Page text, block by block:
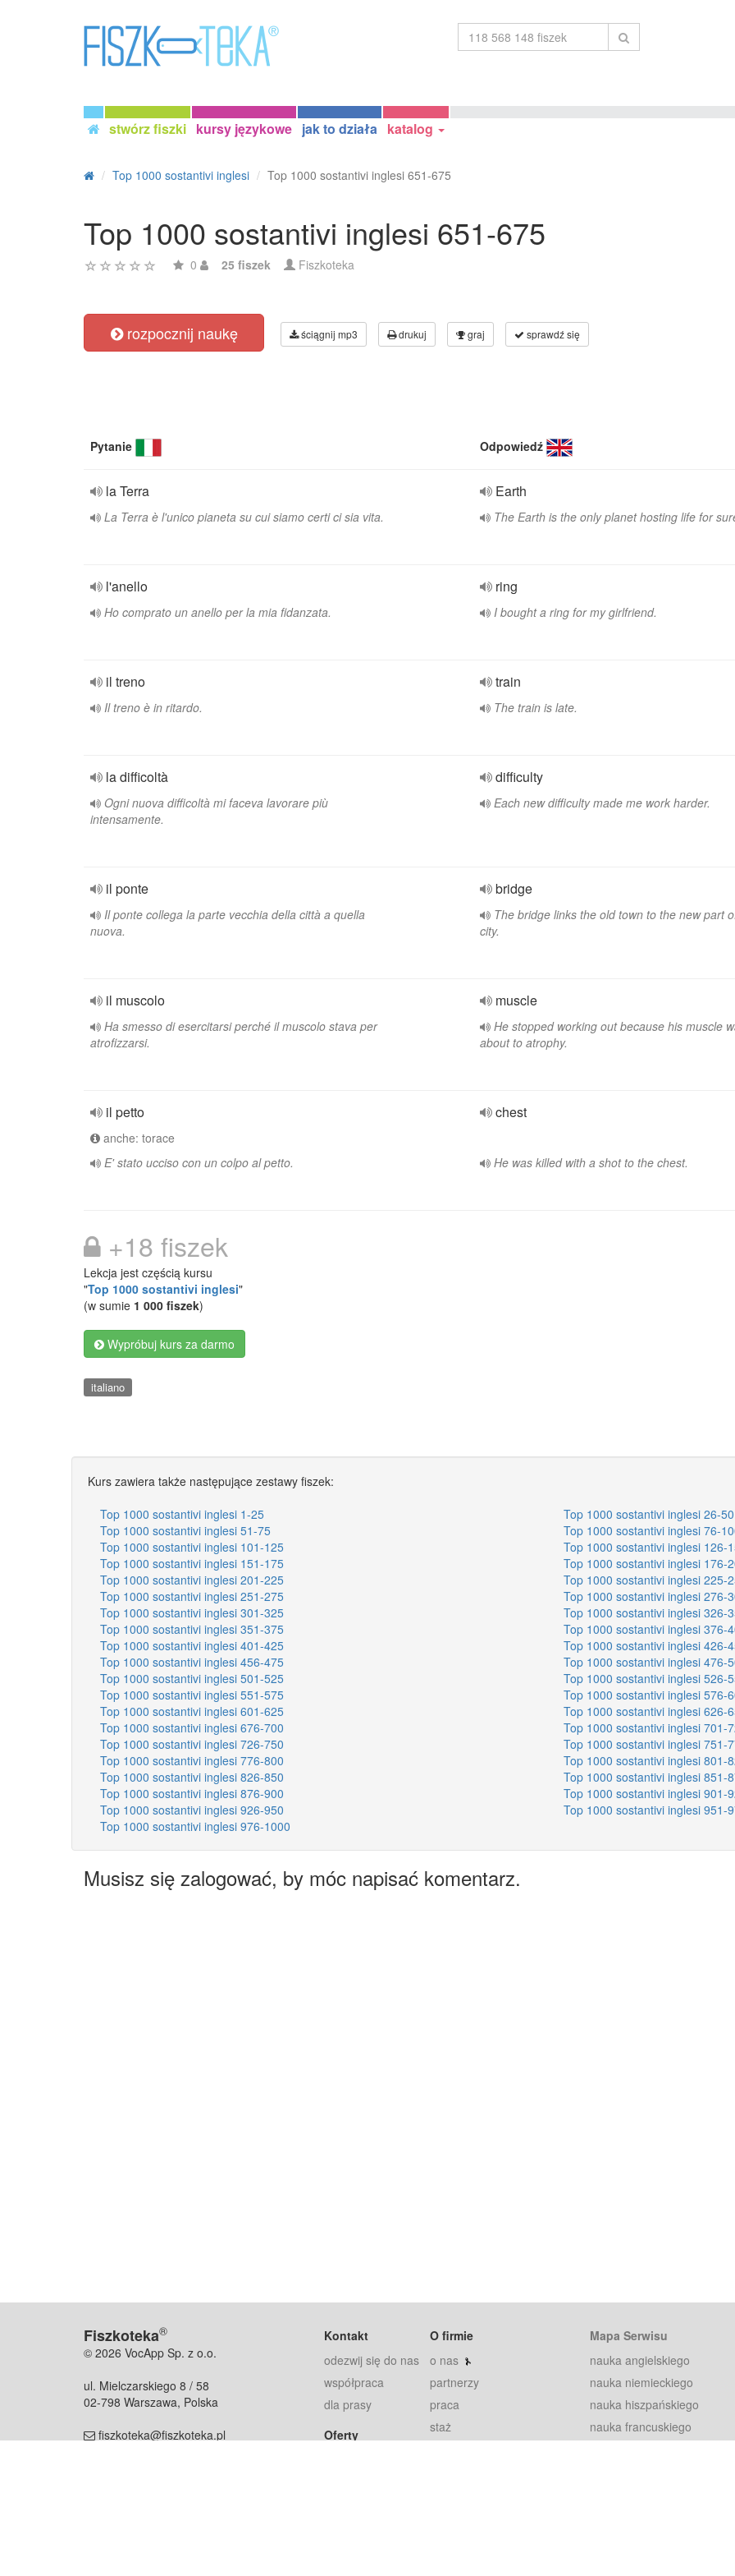
stwórz fiszki kursy językowe jak to działa katalog
Top 1000 sostantivi inglesi Top 1000 sostantivi inglesi 651-675
Top 1000 sostantivi inglesi 651-675
0 25 fiszek Fiszkoteka
rozpocznij naukę ściągnij mp3 drukuj graj sprawdź się
Pytanie Odpowiedź
la Terra
La Terra è l'unico pianeta su cui siamo certi ci sia vita.
Earth
The Earth is the only planet hosting life for
l'anello
Ho comprato un anello per la mia fidanzata.
ring
I bought a ring for my girlfriend.
il treno
Il treno è in ritardo.
train
The train is late.
la difficoltà
Ogni nuova difficoltà mi faceva lavorare più
intensamente.
difficulty
Each new difficulty made me work harder.
il ponte
Il ponte collega la parte vecchia della città a quella
nuova.
bridge
The bridge links the old town to the new part
city.
il muscolo
Ha smesso di esercitarsi perché il muscolo stava per
atrofizzarsi.
muscle
He stopped working out because his muscle
about to atrophy.
il petto
anche: torace
E' stato ucciso con un colpo al petto.
chest
He was killed with a shot to the chest.
+18 fiszek
Lekcja jest częścią kursu
"Top 1000 sostantivi inglesi"
(w sumie 1 000 fiszek)
Wypróbuj kurs za darmo
italiano
Kurs zawiera także następujące zestawy fiszek:
Top 1000 sostantivi inglesi 1-25
Top 1000 sostantivi inglesi 26-50
Top 1000 sostantivi inglesi 51-75
Top 1000 sostantivi inglesi 76-
Top 1000 sostantivi inglesi 101-125
Top 1000 sostantivi inglesi 126-
Top 1000 sostantivi inglesi 151-175
Top 1000 sostantivi inglesi 176-
Top 1000 sostantivi inglesi 201-225
Top 1000 sostantivi inglesi 225-
Top 1000 sostantivi inglesi 251-275
Top 1000 sostantivi inglesi 276-
Top 1000 sostantivi inglesi 301-325
Top 1000 sostantivi inglesi 326-
Top 1000 sostantivi inglesi 351-375
Top 1000 sostantivi inglesi 376-
Top 1000 sostantivi inglesi 401-425
Top 1000 sostantivi inglesi 426-
Top 1000 sostantivi inglesi 456-475
Top 1000 sostantivi inglesi 476-
Top 1000 sostantivi inglesi 501-525
Top 1000 sostantivi inglesi 526-
Top 1000 sostantivi inglesi 551-575
Top 1000 sostantivi inglesi 576-
Top 1000 sostantivi inglesi 601-625
Top 1000 sostantivi inglesi 626-
Top 1000 sostantivi inglesi 676-700
Top 1000 sostantivi inglesi 701-
Top 1000 sostantivi inglesi 726-750
Top 1000 sostantivi inglesi 751-
Top 1000 sostantivi inglesi 776-800
Top 1000 sostantivi inglesi 801-
Top 1000 sostantivi inglesi 826-850
Top 1000 sostantivi inglesi 851-
Top 1000 sostantivi inglesi 876-900
Top 1000 sostantivi inglesi 901-
Top 1000 sostantivi inglesi 926-950
Top 1000 sostantivi inglesi 951-
Top 1000 sostantivi inglesi 976-1000
Musisz się zalogować, by móc napisać komentarz.
Fiszkoteka®
© 2026 VocApp Sp. z o.o.
ul. Mielczarskiego 8 / 58
02-798 Warszawa, Polska
fiszkoteka@fiszkoteka.pl
Kontakt
odezwij się do nas
współpraca
dla prasy
Oferty
O firmie
o nas
partnerzy
praca
staż
Mapa Serwisu
nauka angielskiego
nauka niemieckiego
nauka hiszpańskiego
nauka francuskiego